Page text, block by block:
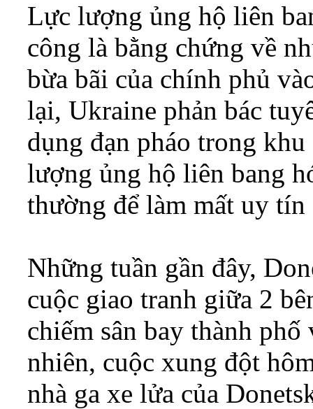
Lực lượng ủng hộ liên
công là bằng chứng về
bừa bãi của chính phủ
lại, Ukraine phản bác
dụng đạn pháo trong
lượng ủng hộ liên bang
thường để làm mất uy
Những tuần gần đây,
cuộc giao tranh giữa 2
chiếm sân bay thành
nhiên, cuộc xung đột
nhà ga xe lửa của